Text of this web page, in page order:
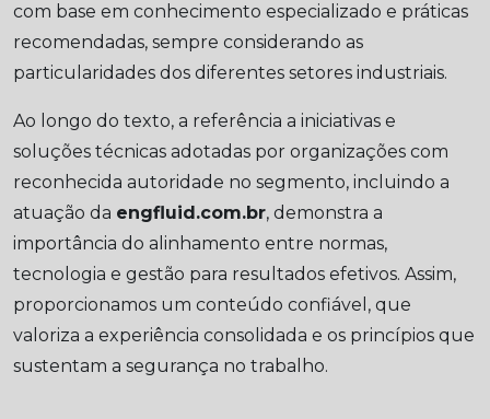
com base em conhecimento especializado e práticas
recomendadas, sempre considerando as
particularidades dos diferentes setores industriais.
Ao longo do texto, a referência a iniciativas e
soluções técnicas adotadas por organizações com
reconhecida autoridade no segmento, incluindo a
atuação da engfluid.com.br, demonstra a
importância do alinhamento entre normas,
tecnologia e gestão para resultados efetivos. Assim,
proporcionamos um conteúdo confiável, que
valoriza a experiência consolidada e os princípios que
sustentam a segurança no trabalho.